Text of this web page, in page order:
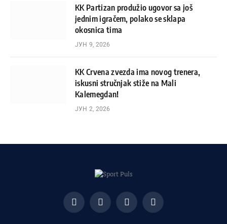
KK Partizan produžio ugovor sa još
jednim igračem, polako se sklapa
okosnica tima
ЈУН 9, 2026
KK Crvena zvezda ima novog trenera,
iskusni stručnjak stiže na Mali
Kalemegdan!
ЈУН 2, 2026
FacebookX
(Twitter)
InstagramPinterest